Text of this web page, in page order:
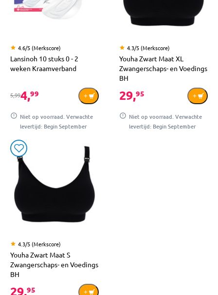
4.6/5 (Merkscore)
Lansinoh 10 stuks 0 - 2
weken Kraamverband
5,994,99
Niet op voorraad. Verwachte
levertijd: Begin September
4.3/5 (Merkscore)
Youha Zwart Maat XL
Zwangerschaps- en Voedings
BH
29,95
Niet op voorraad. Verwachte
levertijd: Begin September
4.3/5 (Merkscore)
Youha Zwart Maat S
Zwangerschaps- en Voedings
BH
29,95